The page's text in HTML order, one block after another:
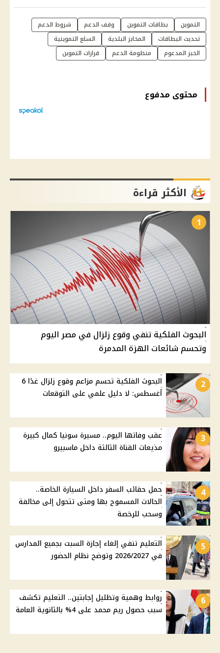
التموين بطاقات التموين وقف الدعم
شروط الدعم
تحديث البطاقات
المخابز البلدية
السلع التموينية
الخبز المدعوم
منظومة الدعم قرارات التموين
محتوى مدفوع
الأكثر قراءة
1
البحوث الفلكية تنفي وقوع زلزال في مصر اليوم
وتحسم شائعات الهزة المدمرة
2
البحوث الفلكية تحسم مزاعم وقوع زلزال غدًا 6
أغسطس: لا دليل علمي على التوقعات
3
عقب وفاتها اليوم.. مسيرة سونيا كمال كبيرة
مذيعات القناة الثالثة داخل ماسبيرو
4
حمل حقائب السفر داخل السيارة الخاصة..
الحالات المسموح بها ومتى تتحول إلى مخالفة
وسحب للرخصة
5
التعليم تنفي إلغاء إجازة السبت بجميع المدارس
في 2026/2027 وتوضح نظام الحضور
6
روابط وهمية وتظليل إجابتين.. التعليم تكشف
سبب حصول ريم محمد على 4% بالثانوية العامة